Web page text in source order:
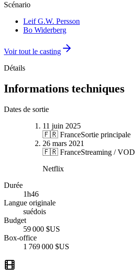
Scénario
Leif G.W. Persson
Bo Widerberg
Voir tout le casting
Détails
Informations techniques
Dates de sortie
11 juin 2025
🇫🇷 FranceSortie principale
26 mars 2021
🇫🇷 FranceStreaming / VOD
Netflix
Durée
1h46
Langue originale
suédois
Budget
59 000 $US
Box-office
1 769 000 $US